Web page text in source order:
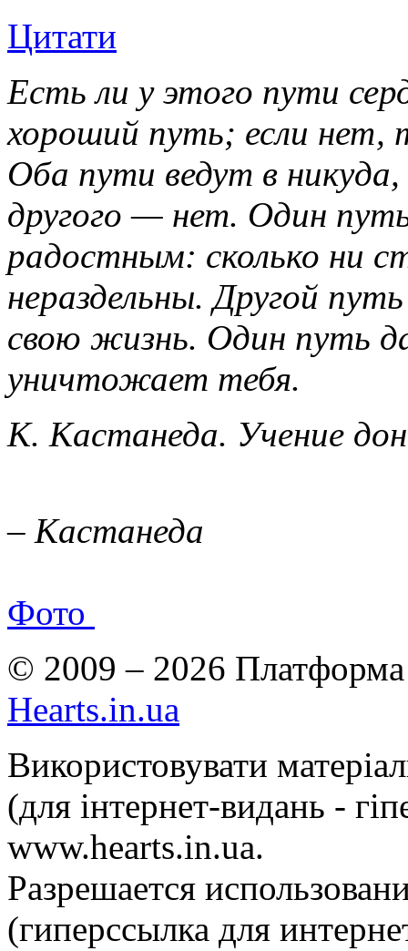
Цитати
Есть ли у этого пути
хороший путь; если нет,
Оба пути ведут в никуда,
другого — нет. Один
радостным: сколько ни
нераздельны. Другой
свою жизнь. Один путь
уничтожает тебя.
К. Кастанеда. Учение
– Кастанеда
Фото
© 2009 – 2026 Платформа
Hearts.in.ua
Використовувати
(для інтернет-видань -
www.hearts.in.ua.
Разрешается
(гиперссылка для